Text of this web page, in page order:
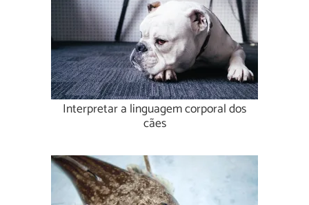
Interpretar a linguagem corporal dos
cães